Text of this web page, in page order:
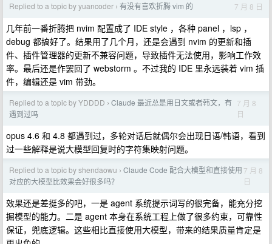
Replied to a topic by yuancoder › 有没有喜欢折腾 vim 的 7 月 8 日
几年前一番折腾把 nvim 配置成了 IDE style ，各种 panel ，lsp ，
debug 都搞好了。结果用了几个月，还是会遇到 nvim 的更新和插
件、插件管理器的更新不兼容问题，导致插件无法使用，影响工作效
率。最后还是作罢回了 webstorm 。不过我的 IDE 里永远装着 vim 插
件，编辑还是 vim 带劲。
Replied to a topic by YDDDD › Claude 最近总是用日文或者韩文，有
遇到过吗
7 月 8
日
opus 4.6 和 4.8 都遇到过，多轮对话后就偶尔会出现日语/韩语，看到
过一些解释是说大模型回复时的字符集映射问题。
Replied to a topic by shendaowu › Claude Code 配合大模型和直接使用
对应的大模型比效果会好很多吗？
7 月 8
日
效果还是差挺多的吧，一是 agent 系统提示词写的很完备，能充分挖
掘模型的能力。二是 agent 本身在系统工程上做了很多约束，可靠性
保证，兜底逻辑。这些相比直接使用大模型，带来的结果质量肯定是